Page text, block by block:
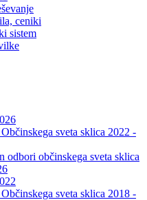
ceniki
sistem
Občinskega sveta sklica 2022 -
odbori občinskega sveta sklica
Občinskega sveta sklica 2018 -